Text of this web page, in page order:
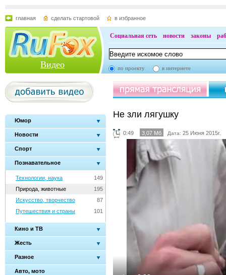
главная сделать стартовой в избранное
Видео
Социальная сеть новости законы
по проекту в интернете
Юмор
Новости
Спорт
Познавательное
149
Технологии, наука
195
Природа, животные
87
Искусство, творчество
101
Путешествия и страны
Кино и ТВ
Жесть
Разное
Авто, мото
Не зли лягушку
0:49 3,07 Мб Дата: 25 Июня 2015г.